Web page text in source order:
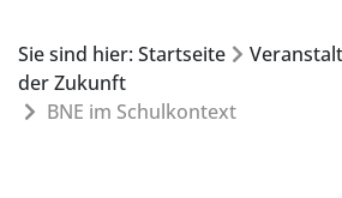
Sie sind hier: Startseite
der Zukunft
BNE im Schulkontext